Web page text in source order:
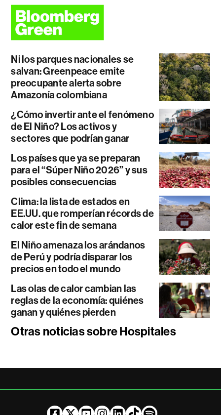
Ni los parques nacionales se
salvan: Greenpeace emite
preocupante alerta sobre
Amazonía colombiana
¿Cómo invertir ante el fenómeno
de El Niño? Los activos y
sectores que podrían ganar
Los países que ya se preparan
para el “Súper Niño 2026” y sus
posibles consecuencias
Clima: la lista de estados en
EE.UU. que romperían récords de
calor este fin de semana
El Niño amenaza los arándanos
de Perú y podría disparar los
precios en todo el mundo
Las olas de calor cambian las
reglas de la economía: quiénes
ganan y quiénes pierden
Otras noticias sobre Hospitales